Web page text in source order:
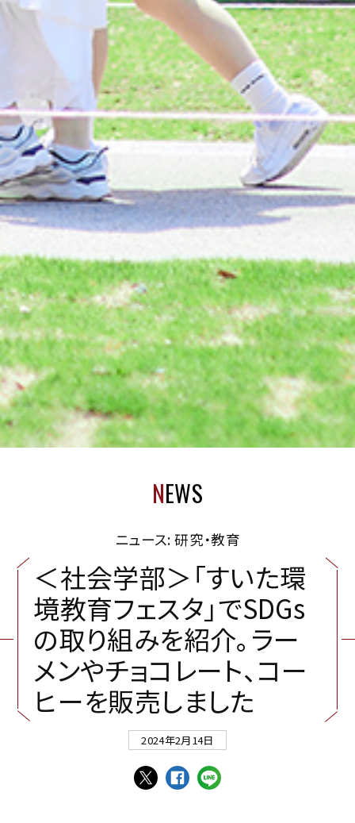
NEWS
ニュース: 研究・教育
＜社会学部＞「すいた環
境教育フェスタ 」でSDGs
の取り組みを紹介。 ラー
メンやチョコ レート、コー
ヒーを販売しました
2024年2月14日